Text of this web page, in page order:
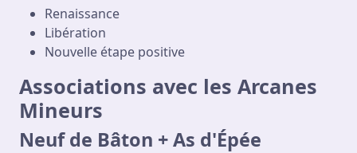
Renaissance
Libération
Nouvelle étape positive
Associations avec les Arcanes
Mineurs
Neuf de Bâton + As d'Épée